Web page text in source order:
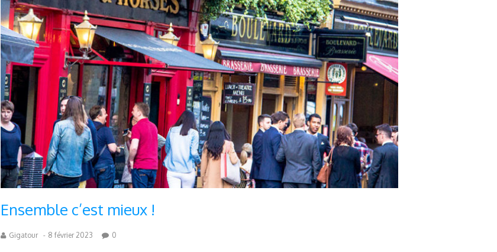
Ensemble c’est mieux !
Gigatour - 8 février 2023 0